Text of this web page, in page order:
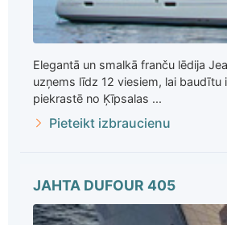
Elegantā un smalkā franču lēdija
uzņems līdz 12 viesiem, lai baudītu
piekrastē no Ķīpsalas ...
Pieteikt izbraucienu
JAHTA DUFOUR 405